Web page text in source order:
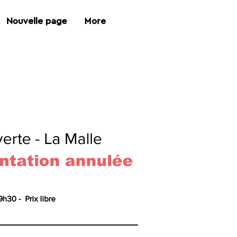
Nouvelle page More
- La Malle
annulée
- Prix libre